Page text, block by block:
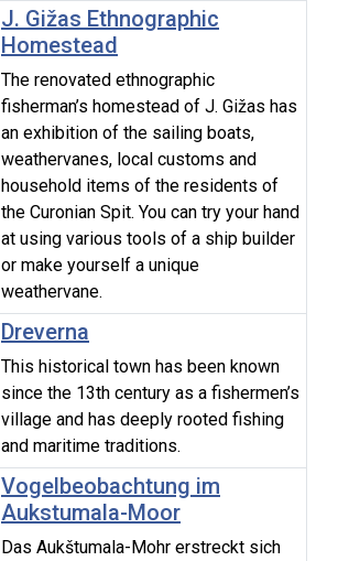
J. Gižas Ethnographic
Homestead
The renovated ethnographic
fisherman’s homestead of J. Gižas has
an exhibition of the sailing boats,
weathervanes, local customs and
household items of the residents of
the Curonian Spit. You can try your hand
at using various tools of a ship builder
or make yourself a unique
weathervane.
Dreverna
This historical town has been known
since the 13th century as a fishermen’s
village and has deeply rooted fishing
and maritime traditions.
Vogelbeobachtung im
Aukstumala-Moor
Das Aukštumala-Mohr erstreckt sich